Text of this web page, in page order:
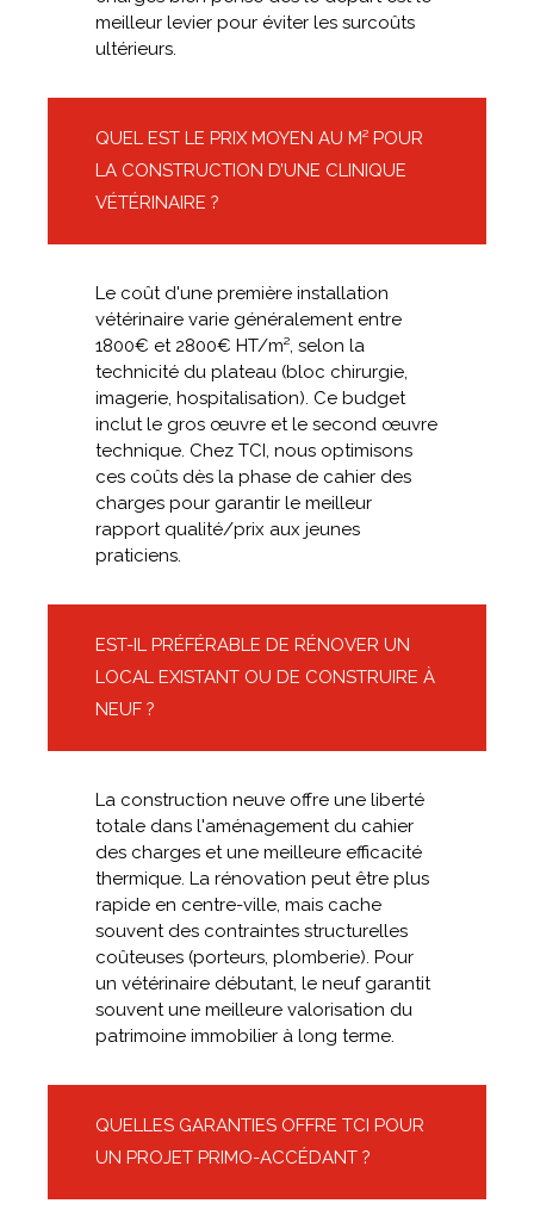
meilleur levier pour éviter les surcoûts
ultérieurs.
QUEL EST LE PRIX MOYEN AU M² POUR
LA CONSTRUCTION D’UNE CLINIQUE
VÉTÉRINAIRE ?
Le coût d'une première installation
vétérinaire varie généralement entre
1800€ et 2800€ HT/m², selon la
technicité du plateau (bloc chirurgie,
imagerie, hospitalisation). Ce budget
inclut le gros œuvre et le second œuvre
technique. Chez TCI, nous optimisons
ces coûts dès la phase de cahier des
charges pour garantir le meilleur
rapport qualité/prix aux jeunes
praticiens.
EST-IL PRÉFÉRABLE DE RÉNOVER UN
LOCAL EXISTANT OU DE CONSTRUIRE À
NEUF ?
La construction neuve offre une liberté
totale dans l'aménagement du cahier
des charges et une meilleure efficacité
thermique. La rénovation peut être plus
rapide en centre-ville, mais cache
souvent des contraintes structurelles
coûteuses (porteurs, plomberie). Pour
un vétérinaire débutant, le neuf garantit
souvent une meilleure valorisation du
patrimoine immobilier à long terme.
QUELLES GARANTIES OFFRE TCI POUR
UN PROJET PRIMO-ACCÉDANT ?